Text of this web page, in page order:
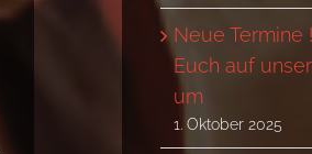
Neue Termine
Euch auf
um
1. Oktober 2025